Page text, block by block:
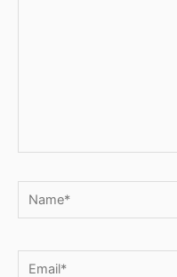
Name*
Email*